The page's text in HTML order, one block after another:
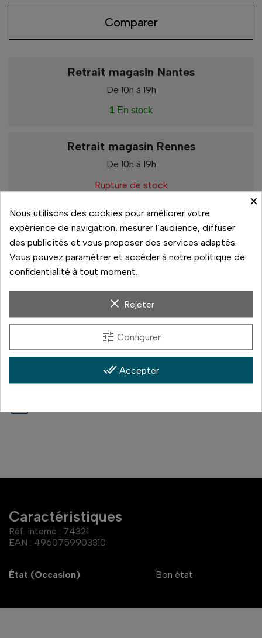
Comparer
Retrait magasin Nantes
De 10h à 19h
1 En stock
Retrait magasin Rennes
De 10h à 19h
Rupture de stock
Retrait magasin Vannes
De 10h à 13h
De 13h30 à 19h
Rupture de stock
Paiement sécurisé
14 jours pour changer d'avis
Caractéristiques
Réf. interne : 74321
EAN : 4960759903310
État (Occasion) Bon état
×
Nous utilisons des cookies pour améliorer votre
expérience de navigation, mesurer l’audience, diffuser
des publicités et vous proposer des services adaptés.
Vous pouvez paramétrer et accéder à notre politique de
confidentialité à tout moment.
clear Rejeter
tune Configurer
done_all Accepter